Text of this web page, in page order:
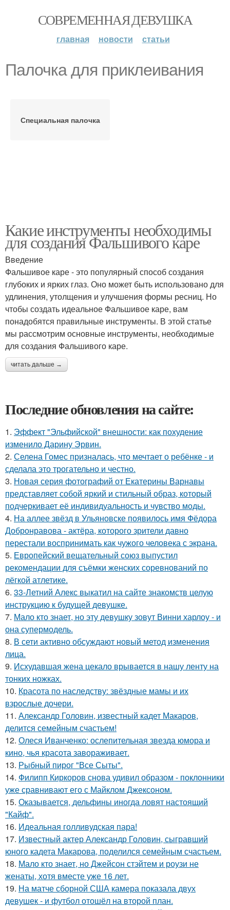
СОВРЕМЕННАЯ ДЕВУШКА
главная новости статьи
Палочка для приклеивания
Специальная палочка
Какие инструменты необходимы
для создания Фальшивого каре
Введение
Фальшивое каре - это популярный способ создания
глубоких и ярких глаз. Оно может быть использовано для
удлинения, утолщения и улучшения формы ресниц. Но
чтобы создать идеальное Фальшивое каре, вам
понадобятся правильные инструменты. В этой статье
мы рассмотрим основные инструменты, необходимые
для создания Фальшивого каре.
читать дальше →
Последние обновления на сайте:
1. Эффект "Эльфийской" внешности: как похудение
изменило Дарину Эрвин.
2. Селена Гомес призналась, что мечтает о ребёнке - и
сделала это трогательно и честно.
3. Новая серия фотографий от Екатерины Варнавы
представляет собой яркий и стильный образ, который
подчеркивает её индивидуальность и чувство моды.
4. На аллее звёзд в Ульяновске появилось имя Фёдора
Добронравова - актёра, которого зрители давно
перестали воспринимать как чужого человека с экрана.
5. Европейский вещательный союз выпустил
рекомендации для съёмки женских соревнований по
лёгкой атлетике.
6. 33-Летний Алекс выкатил на сайте знакомств целую
инструкцию к будущей девушке.
7. Мало кто знает, но эту девушку зовут Винни харлоу - и
она супермодель.
8. В сети активно обсуждают новый метод изменения
лица.
9. Исхудавшая жена цекало врывается в нашу ленту на
тонких ножках.
10. Красота по наследству: звёздные мамы и их
взрослые дочери.
11. Александр Головин, известный кадет Макаров,
делится семейным счастьем!
12. Олеся Иванченко: ослепительная звезда юмора и
кино, чья красота завораживает.
13. Рыбный пирог "Все Сыты".
14. Филипп Киркоров снова удивил образом - поклонники
уже сравнивают его с Майклом Джексоном.
15. Оказывается, дельфины иногда ловят настоящий
"Кайф".
16. Идеальная голливудская пара!
17. Известный актер Александр Головин, сыгравший
юного кадета Макарова, поделился семейным счастьем.
18. Мало кто знает, но Джейсон стэйтем и роузи не
женаты, хотя вместе уже 16 лет.
19. На матче сборной США камера показала двух
девушек - и футбол отошёл на второй план.